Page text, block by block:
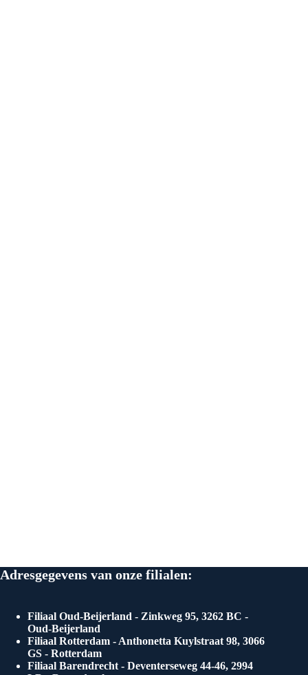
Adresgegevens van onze filialen:
Filiaal Oud-Beijerland - Zinkweg 95, 3262 BC -
Oud-Beijerland
Filiaal Rotterdam - Anthonetta Kuylstraat 98, 3066
GS - Rotterdam
Filiaal Barendrecht - Deventerseweg 44-46, 2994